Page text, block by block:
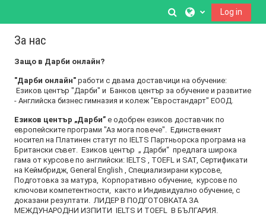
Превключване
Log in
За нас
Защо в Дарби онлайн?
"Дарби онлайн"работи с двама доставчици на обучение:
Езиков център "Дарби" и Банков център за обучение и развитие
- Английска бизнес гимназия и колеж "Евростандарт" ЕООД.
Езиков център „Дарби”е одобрен езиков доставчик по
европейските програми "Аз мога повече". Единственият
носител на Платинен статут по IELTS Партньорска програма на
Британски съвет. Езиков център „ Дарби“ предлага широка
гама от курсове по английски: IELTS , TOEFL и SAT, Сертификати
на Кеймбридж, General English , Специализирани курсове,
Подготовка за матура, Корпоративно обучение, курсове по
ключови компетентности, както и Индивидуално обучение, с
доказани резултати. ЛИДЕР В ПОДГОТОВКАТА ЗА
МЕЖДУНАРОДНИ ИЗПИТИ IELTS И TOEFL В БЪЛГАРИЯ.